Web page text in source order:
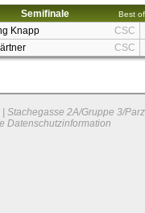
Semifinale Best
Knapp
CSC
CSC
2A/Gruppe 3/
Datenschutzinformation